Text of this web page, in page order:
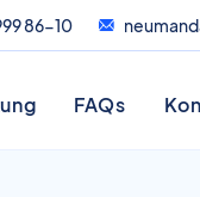
86-10
FAQs